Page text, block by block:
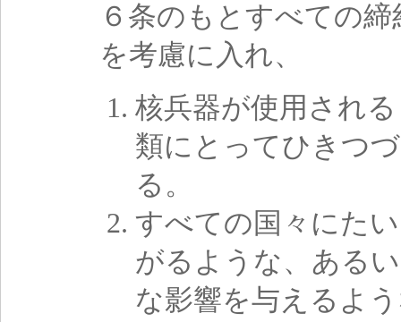
６条のもとすべての
を考慮に入れ、
核兵器が使用され
類にとってひきつ
る。
すべての国々にた
がるような、ある
な影響を与えるよ